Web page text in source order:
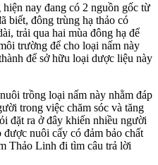
nay đang có 2 nguồn gốc từ
biết, đông trùng hạ thảo có
trải qua hai mùa đông hạ để
trường để cho loại nấm này
để sở hữu loại dược liệu này
trồng loại nấm này nhằm đáp
trong việc chăm sóc và tăng
đặt ra ở đây khiến nhiều người
nuôi cấy có đảm bảo chất
Thảo Linh đi tìm câu trả lời